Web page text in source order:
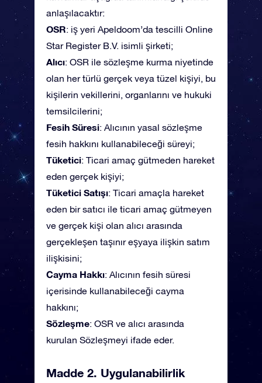
anlaşılacaktır:
OSR: iş yeri Apeldoom’da tescilli Online
Star Register B.V. isimli şirketi;
Alıcı: OSR ile sözleşme kurma niyetinde
olan her türlü gerçek veya tüzel kişiyi, bu
kişilerin vekillerini, organlarını ve hukuki
temsilcilerini;
Fesih Süresi: Alıcının yasal sözleşme
fesih hakkını kullanabileceği süreyi;
Tüketici: Ticari amaç gütmeden hareket
eden gerçek kişiyi;
Tüketici Satışı: Ticari amaçla hareket
eden bir satıcı ile ticari amaç gütmeyen
ve gerçek kişi olan alıcı arasında
gerçekleşen taşınır eşyaya ilişkin satım
ilişkisini;
Cayma Hakkı: Alıcının fesih süresi
içerisinde kullanabileceği cayma
hakkını;
Sözleşme: OSR ve alıcı arasında
kurulan Sözleşmeyi ifade eder.
Madde 2. Uygulanabilirlik